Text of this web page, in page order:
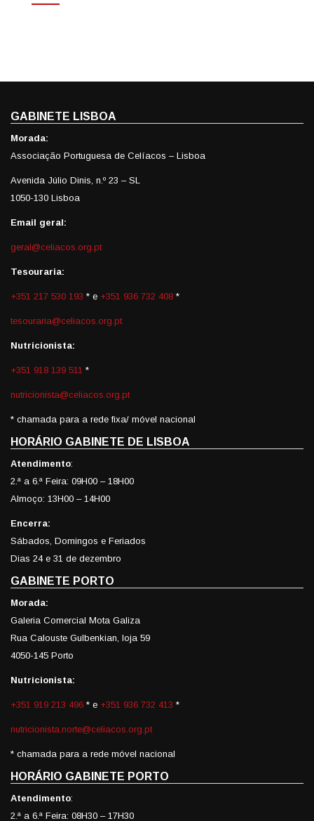
GABINETE LISBOA
Morada:
Associação Portuguesa de Celíacos – Lisboa
Avenida Júlio Dinis, n.º 23 – SL
1050-130 Lisboa
Email geral:
geral@celiacos.org.pt
Tesouraria:
+351 217 530 193 * e +351 936 732 408 *
tesouraria@celiacos.org.pt
Nutricionista:
+351 918 139 511 *
nutricionista@celiacos.org.pt
* chamada para a rede fixa/ móvel nacional
HORÁRIO GABINETE DE LISBOA
Atendimento:
2.ª a 6.ª Feira: 09H00 – 18H00
Almoço: 13H00 – 14H00
Encerra:
Sábados, Domingos e Feriados
Dias 24 e 31 de dezembro
GABINETE PORTO
Morada:
Galeria Comercial Mota Galiza
Rua Calouste Gulbenkian, loja 59
4050-145 Porto
Nutricionista:
+351 919 213 496 * e +351 936 732 413 *
nutricionista.norte@celiacos.org.pt
* chamada para a rede móvel nacional
HORÁRIO GABINETE PORTO
Atendimento:
2.ª a 6.ª Feira: 08H30 – 17H30